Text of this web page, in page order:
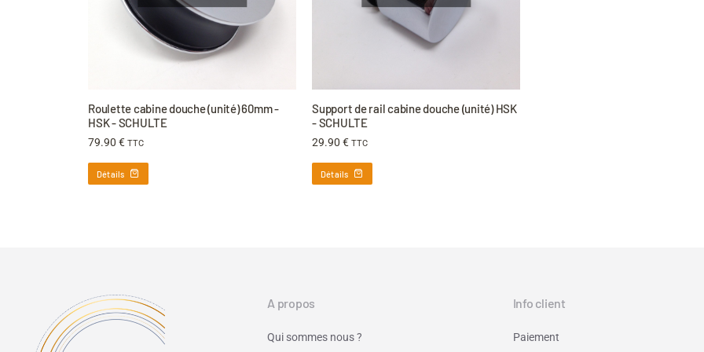
Roulette cabine douche (unité) 60mm -
HSK - SCHULTE
79.90 € TTC
Détails
Support de rail cabine douche (unité) HSK
- SCHULTE
29.90 € TTC
Détails
A propos
Qui sommes nous ?
Info client
Paiement